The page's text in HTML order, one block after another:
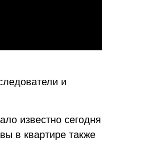
и
известно сегодня
в квартире также